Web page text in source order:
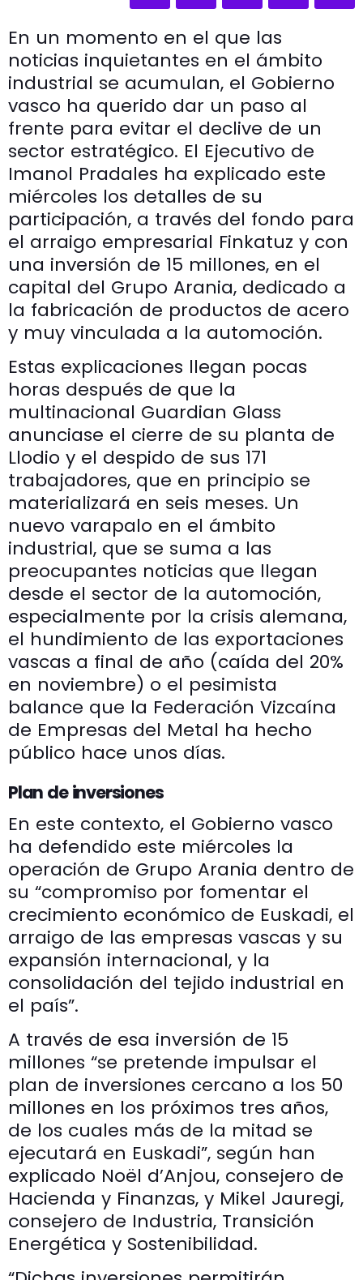
En un momento en el que las
noticias inquietantes en el ámbito
industrial se acumulan, el Gobierno
vasco ha querido dar un paso al
frente para evitar el declive de un
sector estratégico. El Ejecutivo de
Imanol Pradales ha explicado este
miércoles los detalles de su
participación, a través del fondo para
el arraigo empresarial Finkatuz y con
una inversión de 15 millones, en el
capital del Grupo Arania, dedicado a
la fabricación de productos de acero
y muy vinculada a la automoción.
Estas explicaciones llegan pocas
horas después de que la
multinacional Guardian Glass
anunciase el cierre de su planta de
Llodio y el despido de sus 171
trabajadores, que en principio se
materializará en seis meses. Un
nuevo varapalo en el ámbito
industrial, que se suma a las
preocupantes noticias que llegan
desde el sector de la automoción,
especialmente por la crisis alemana,
el hundimiento de las exportaciones
vascas a final de año (caída del 20%
en noviembre) o el pesimista
balance que la Federación Vizcaína
de Empresas del Metal ha hecho
público hace unos días.
Plan de inversiones
En este contexto, el Gobierno vasco
ha defendido este miércoles la
operación de Grupo Arania dentro de
su “compromiso por fomentar el
crecimiento económico de Euskadi, el
arraigo de las empresas vascas y su
expansión internacional, y la
consolidación del tejido industrial en
el país”.
A través de esa inversión de 15
millones “se pretende impulsar el
plan de inversiones cercano a los 50
millones en los próximos tres años,
de los cuales más de la mitad se
ejecutará en Euskadi”, según han
explicado Noël d’Anjou, consejero de
Hacienda y Finanzas, y Mikel Jauregi,
consejero de Industria, Transición
Energética y Sostenibilidad.